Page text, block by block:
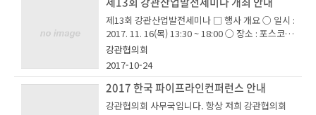
이사회를 개최했다.금년도 이사회에서는 ‘2017년
협의회 사업실적 및 결산’에 대한 사무국의 보고와
‘2018년 협의회 사업계획 및 예산에 대한 심의’ 및
‘2018년도 강관산업 전망에 대한 전문가 발표’ 등
이 이루어졌다.협의회는 금년도 사업목표를 ‘대내
외 시장환경 변화에 대응한 강관산업 혁신 성장 지
원’으로 정하고 △보호무역 확산 등 통상환경 변화
에 따른 대응 지원, △국내외 강관 시장 확대를 위
제13회 강관산업발전세미나 □ 행사 개요 ○ 일시 :
2017. 11. 16(목) 13:30 ~ 18:00 ○ 장소 : 포스코센
터 서관 4층 아트홀 (서울 대치동 소재) ○ 주제 : 4
차 산업혁명과 강관산업의 지속 발전 방향 ○ 대상 :
강관업계, 학계, 수요업계 등 관계자 ○ 주최 : 한국
철강협회 강관협의회 * 후원: 산업통상자원부, 대
한금속재료학회, 한국강구조학회, S&M미디어, 포
강관협의회
2017-10-24
2017 한국 파이프라인컨퍼런스 안내
강관협의회 사무국입니다. 항상 저희 강관협의회